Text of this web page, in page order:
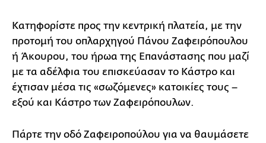
Κατηφορίστε προς την κεντρική πλατεία, με την
προτομή του οπλαρχηγού Πάνου Ζαφειρόπουλου
ή Άκουρου, του ήρωα της Επανάστασης που μαζί
με τα αδέλφια του επισκεύασαν το Κάστρο και
έχτισαν μέσα τις «σωζόμενες» κατοικίες τους –
εξού και Κάστρο των Ζαφειρόπουλων.
Πάρτε την οδό Ζαφειροπούλου για να θαυμάσετε